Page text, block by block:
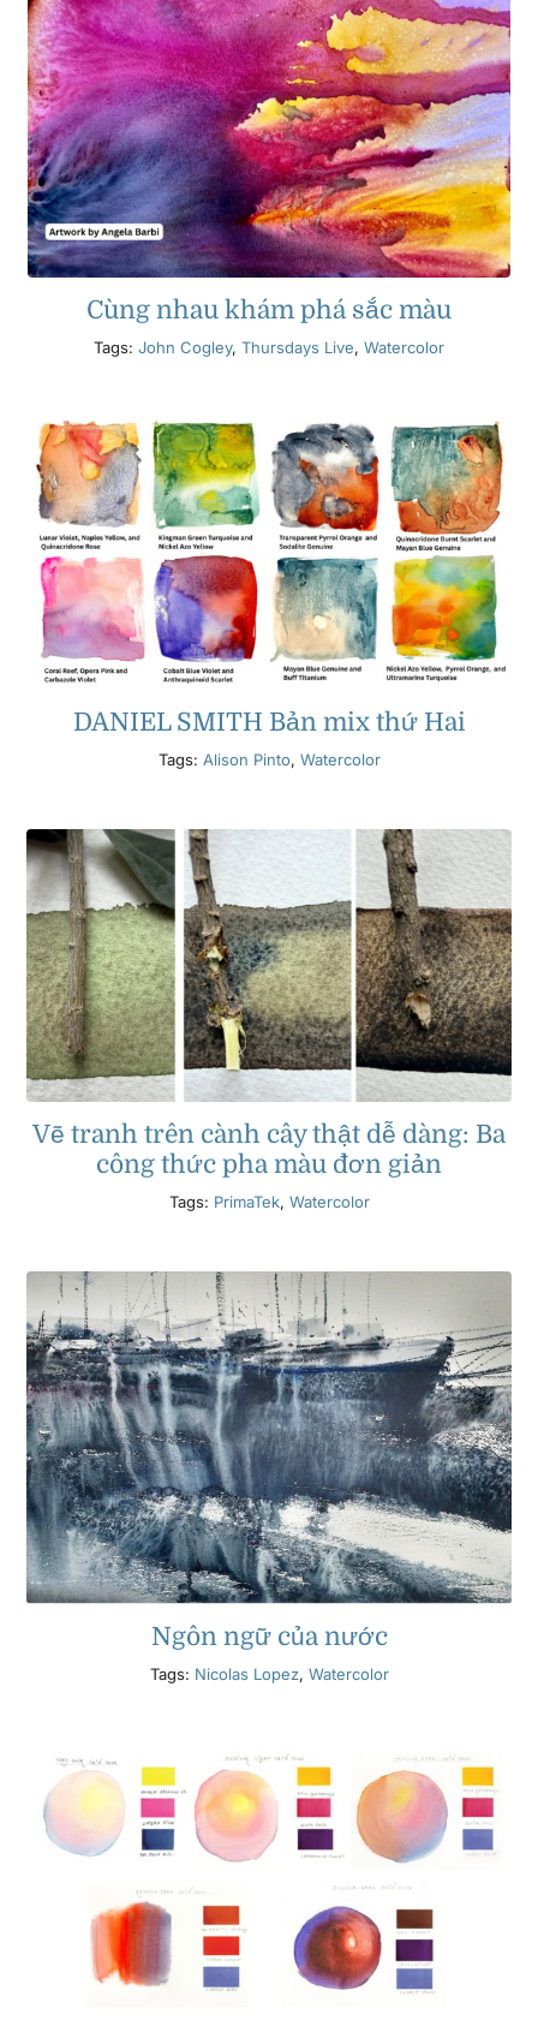
Cùng nhau khám phá sắc màu
Tags: John Cogley, Thursdays Live, Watercolor
DANIEL SMITH Bản mix thứ Hai
Tags: Alison Pinto, Watercolor
Vẽ tranh trên cành cây thật dễ dàng: Ba
công thức pha màu đơn giản
Tags: PrimaTek, Watercolor
Ngôn ngữ của nước
Tags: Nicolas Lopez, Watercolor